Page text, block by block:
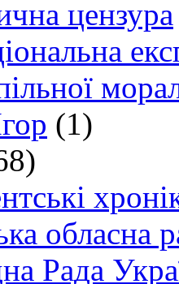
цензура
(1)
обласна
Рада